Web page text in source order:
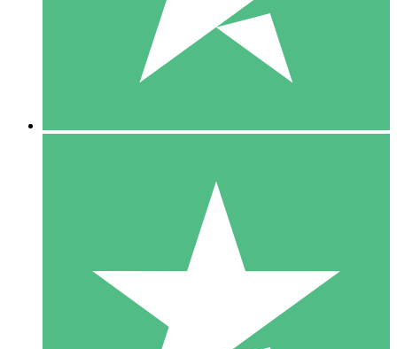
10 00
10 Descargas
20 00